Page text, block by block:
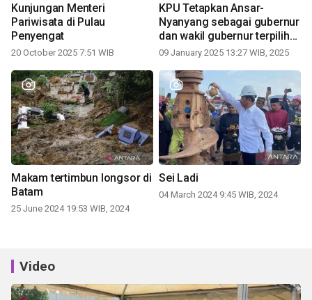
Kunjungan Menteri
Pariwisata di Pulau
Penyengat
20 October 2025 7:51 WIB
KPU Tetapkan Ansar-
Nyanyang sebagai gubernur
dan wakil gubernur terpilih
periode 2025-2030
09 January 2025 13:27 WIB, 2025
Makam tertimbun longsor di
Batam
25 June 2024 19:53 WIB, 2024
Sei Ladi
04 March 2024 9:45 WIB, 2024
Video